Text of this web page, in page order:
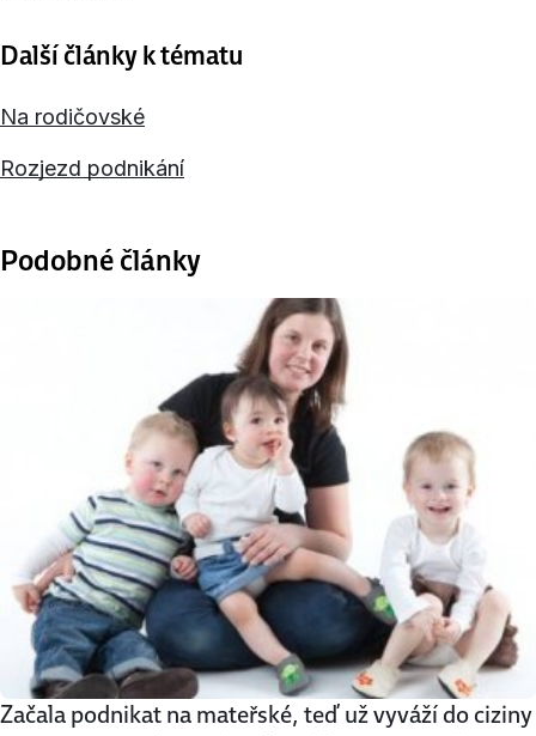
Další články k tématu
Na rodičovské
Rozjezd podnikání
Podobné články
Začala podnikat na mateřské, teď už vyváží do ciziny